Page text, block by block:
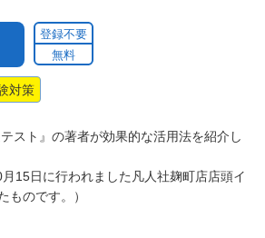
登録不要
無料
対策
スト』の著者が効果的な活用法を紹介し
月15日に行われました凡人社麹町店店頭イ
ものです。）